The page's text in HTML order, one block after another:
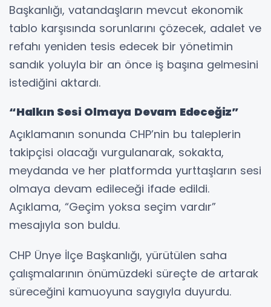
Başkanlığı, vatandaşların mevcut ekonomik
tablo karşısında sorunlarını çözecek, adalet ve
refahı yeniden tesis edecek bir yönetimin
sandık yoluyla bir an önce iş başına gelmesini
istediğini aktardı.
“Halkın Sesi Olmaya Devam Edeceğiz”
Açıklamanın sonunda CHP’nin bu taleplerin
takipçisi olacağı vurgulanarak, sokakta,
meydanda ve her platformda yurttaşların sesi
olmaya devam edileceği ifade edildi.
Açıklama, “Geçim yoksa seçim vardır”
mesajıyla son buldu.
CHP Ünye İlçe Başkanlığı, yürütülen saha
çalışmalarının önümüzdeki süreçte de artarak
süreceğini kamuoyuna saygıyla duyurdu.